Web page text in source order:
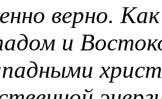
верно. Как
и